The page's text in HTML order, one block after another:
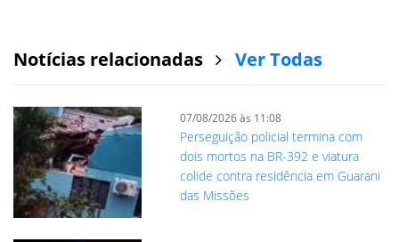
Notícias relacionadas Ver Todas
07/08/2026 às 11:08
Perseguição policial termina com
dois mortos na BR-392 e viatura
colide contra residência em Guarani
das Missões